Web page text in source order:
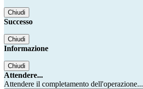
Chiudi
Successo
Chiudi
Informazione
Chiudi
Attendere...
Attendere il completamento dell'operazione...